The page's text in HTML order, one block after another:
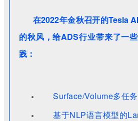
在2022年金秋召开的Tesla
的秋风，给ADS行业带来了一
践：
Surface/Volume多任
基于NLP语言模型的